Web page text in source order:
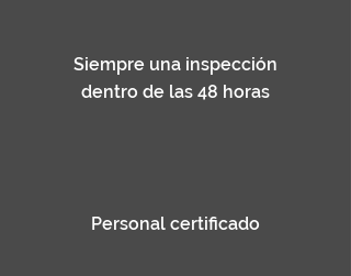
Siempre una inspección
dentro de las 48 horas
Personal certificado